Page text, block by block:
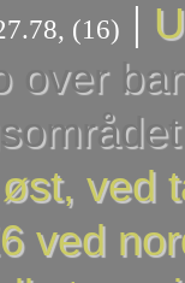
(16) |
over
ved
ved